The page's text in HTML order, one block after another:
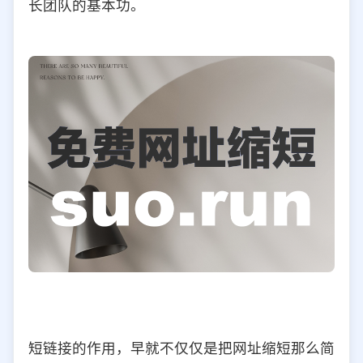
长团队的基本功。
短链接的作用，早就不仅仅是把网址缩短那么简